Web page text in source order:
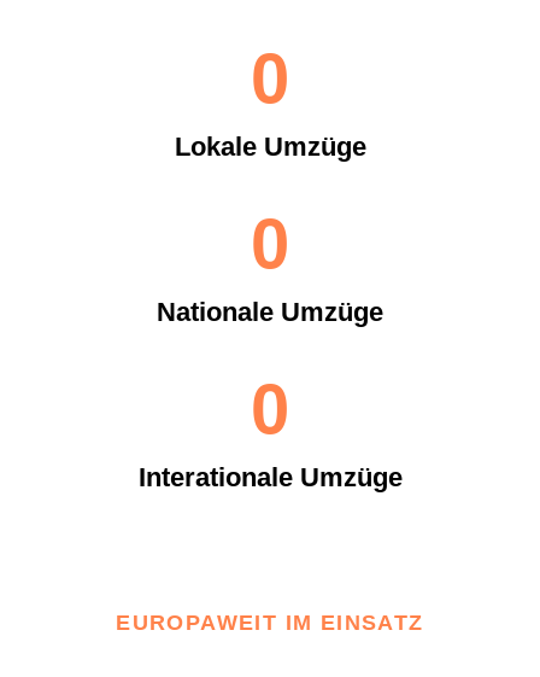
Lokale Umzüge
0
Nationale Umzüge
0
Interationale Umzüge
0
EUROPAWEIT IM EINSATZ